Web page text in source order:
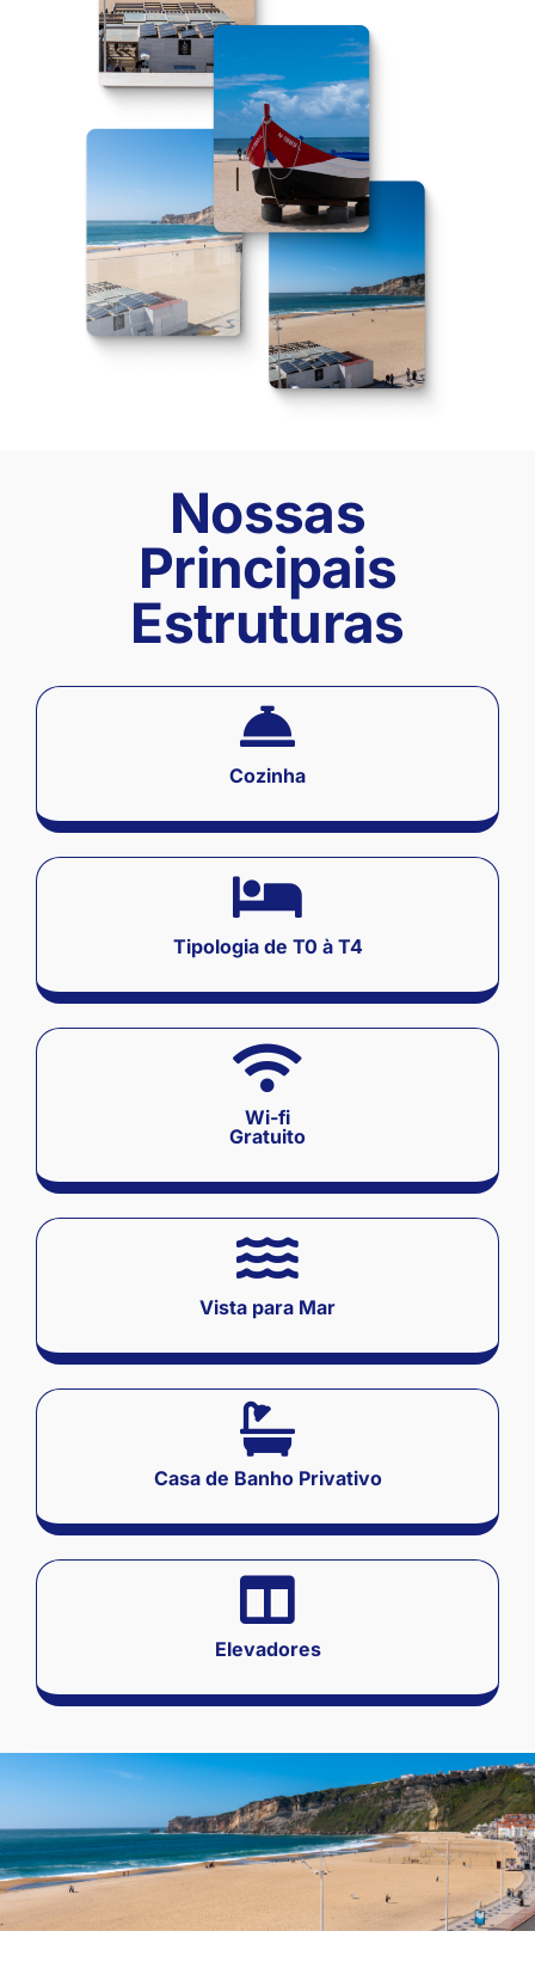
Nossas
Principais
Estruturas
Cozinha
Tipologia de T0 à T4
Wi-fi
Gratuito
Vista para Mar
Casa de Banho Privativo
Elevadores